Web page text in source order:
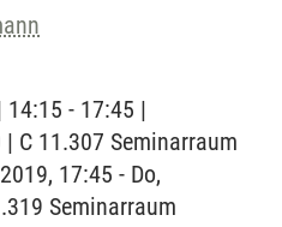
- 17:45 |
C 11.307 Seminarraum
17:45 - Do,
Seminarraum